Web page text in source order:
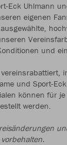
Eck Uhlmann
eigenen
und
und Sport-
können für
werden.
vorbehalten.